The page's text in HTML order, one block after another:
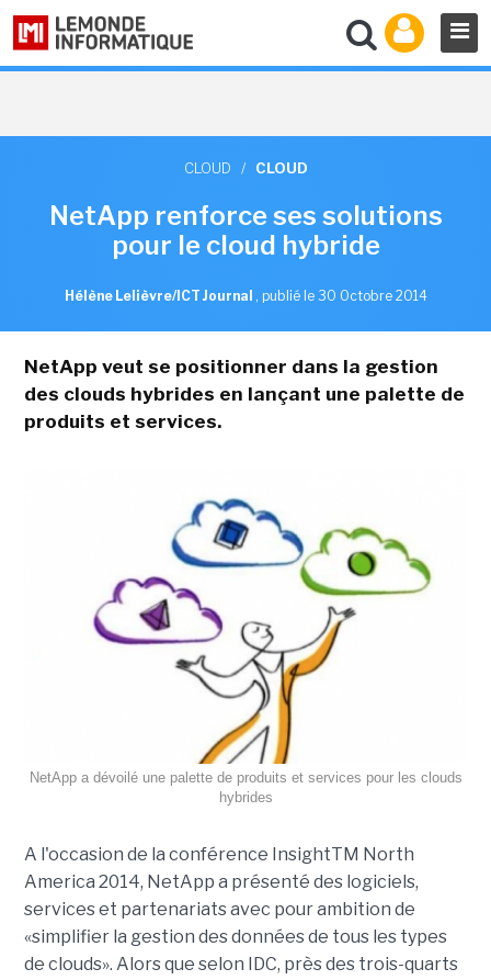
CLOUD / CLOUD
NetApp renforce ses solutions
pour le cloud hybride
Hélène Lelièvre/ICT Journal , publié le 30 Octobre 2014
NetApp veut se positionner dans la gestion
des clouds hybrides en lançant une palette de
produits et services.
NetApp a dévoilé une palette de produits et services pour les clouds
hybrides
A l'occasion de la conférence InsightTM North
America 2014, NetApp a présenté des logiciels,
services et partenariats avec pour ambition de
«simplifier la gestion des données de tous les types
de clouds». Alors que selon IDC, près des trois-quarts